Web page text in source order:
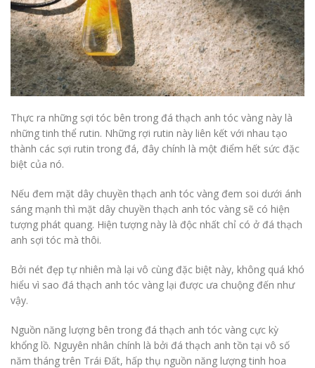
Thực ra những sợi tóc bên trong đá thạch anh tóc vàng này là
những tinh thể rutin. Những rợi rutin này liên kết với nhau tạo
thành các sợi rutin trong đá, đây chính là một điểm hết sức đặc
biệt của nó.
Nếu đem mặt dây chuyền thạch anh tóc vàng đem soi dưới ánh
sáng mạnh thì mặt dây chuyền thạch anh tóc vàng sẽ có hiện
tượng phát quang. Hiện tượng này là độc nhất chỉ có ở đá thạch
anh sợi tóc mà thôi.
Bởi nét đẹp tự nhiên mà lại vô cùng đặc biệt này, không quá khó
hiểu vì sao đá thạch anh tóc vàng lại được ưa chuộng đến như
vậy.
Nguồn năng lượng bên trong đá thạch anh tóc vàng cực kỳ
khổng lồ. Nguyên nhân chính là bởi đá thạch anh tồn tại vô số
năm tháng trên Trái Đất, hấp thụ nguồn năng lượng tinh hoa